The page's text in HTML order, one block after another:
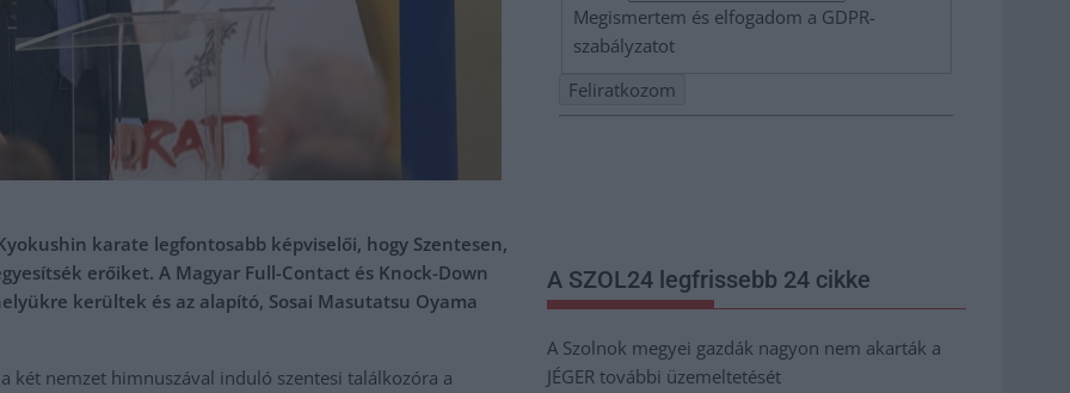
karate legfontosabb képviselői, hogy Szentesen,
erőiket. A Magyar Full-Contact és Knock-Down
kerültek és az alapító, Sosai Masutatsu Oyama
két nemzet himnuszával induló szentesi találkozóra a
Megismertem és elfogadom a GDPR-
szabályzatot
A SZOL24 legfrissebb 24 cikke
A Szolnok megyei gazdák nagyon nem akarták a
JÉGER további üzemeltetését